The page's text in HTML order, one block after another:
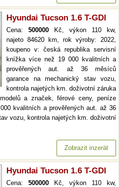
Hyundai Tucson 1.6 T-GDI
Cena: 500000 Kč, výkon 110 kw,
najeto 84620 km, rok výroby: 2022,
koupeno v: česká republika servisní
knížka více než 19 000 kvalitních a
prověřených aut. až 36 měsíců
garance na mechanický stav vozu,
kontrola najetých km. doživotní záruka
a značek, férové ceny, peníze
kvalitních a prověřených aut. až 36
vozu, kontrola najetých km. doživotní
Zobrazit inzerát
Hyundai Tucson 1.6 T-GDI
Cena: 500000 Kč, výkon 110 kw,